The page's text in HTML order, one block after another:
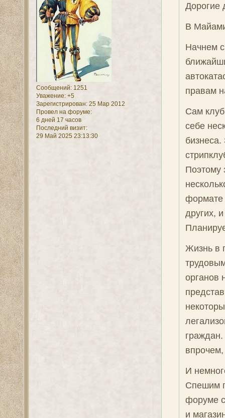
Сообщений:1251
Уважение: +5
Зарегистрирован: 25 Мар 2012
Провел на форуме:
6 дней 17 часов
Последний визит:
29 Май 2025 23:13:30
Дорогие
В
Начнем
правам
Сам
себе
бизнеса.
Поэтому
формате
других,
Жизнь в
органов
И
Спешим
форуме
и